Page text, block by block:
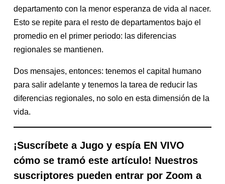
departamento con la menor esperanza de vida al nacer.
Esto se repite para el resto de departamentos bajo el
promedio en el primer periodo: las diferencias
regionales se mantienen.
Dos mensajes, entonces: tenemos el capital humano
para salir adelante y tenemos la tarea de reducir las
diferencias regionales, no solo en esta dimensión de la
vida.
¡Suscríbete a Jugo y espía EN VIVO
cómo se tramó este artículo! Nuestros
suscriptores pueden entrar por Zoom a